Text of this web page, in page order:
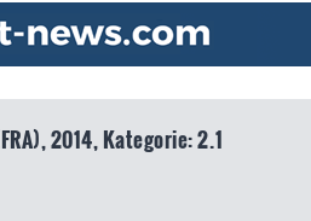
2014, Kategorie: 2.1